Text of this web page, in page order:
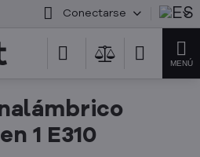
Conectarse
1 E310